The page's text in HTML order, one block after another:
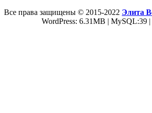
Все права защищены © 2015-2022 Элита
WordPress: 6.31MB | MySQL:39 |